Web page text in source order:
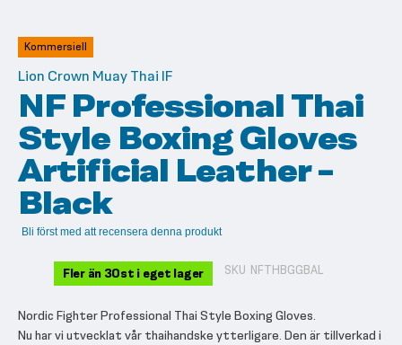
av
bildgalleriet
Kommersiell
Lion Crown Muay Thai IF
NF Professional Thai
Style Boxing Gloves
Artificial Leather -
Black
Bli först med att recensera denna produkt
Fler än 30st i eget lager SKU NFTHBGGBAL
Nordic Fighter Professional Thai Style Boxing Gloves.
Nu har vi utvecklat vår thaihandske ytterligare. Den är tillverkad i